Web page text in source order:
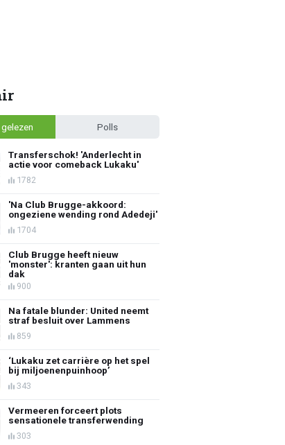
Polls
Transferschok! 'Anderlecht in
actie voor comeback Lukaku'
1782
'Na Club Brugge-akkoord:
ongeziene wending rond Adedeji'
1704
Club Brugge heeft nieuw
'monster': kranten gaan uit hun
dak
900
Na fatale blunder: United neemt
straf besluit over Lammens
859
‘Lukaku zet carrière op het spel
bij miljoenenpuinhoop’
343
Vermeeren forceert plots
sensationele transferwending
303